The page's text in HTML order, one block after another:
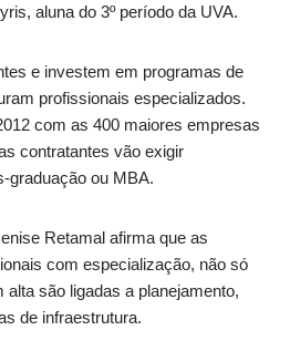
aluna do 3º período da UVA.
e investem em programas de
profissionais especializados.
com as 400 maiores empresas
contratantes vão exigir
graduação ou MBA.
Retamal afirma que as
com especialização, não só
são ligadas a planejamento,
de infraestrutura.